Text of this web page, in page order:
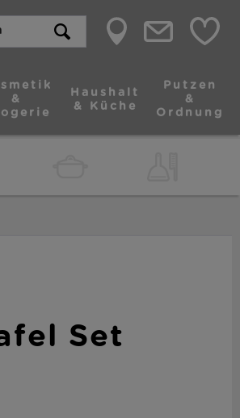
&
Haushalt
& Küche
Putzen
&
Ordnung
Set